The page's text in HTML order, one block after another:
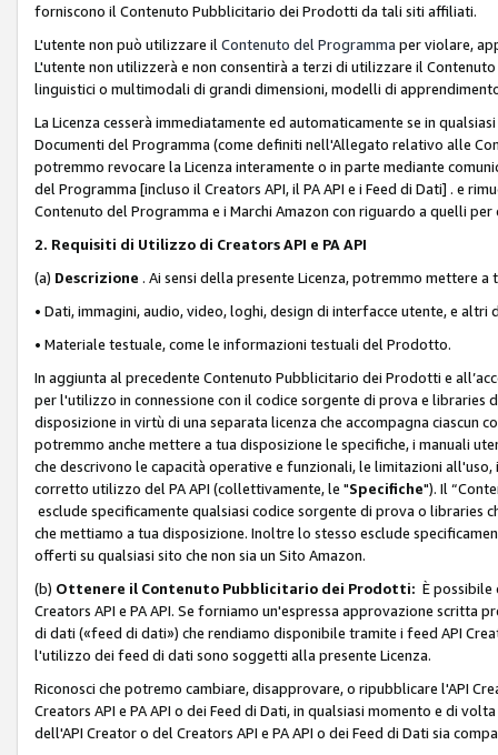
forniscono il Contenuto Pubblicitario dei Prodotti da tali siti affiliati.
L'utente non può utilizzare il Contenuto del Programma per violare,
L'utente non utilizzerà e non consentirà a terzi di utilizzare il
linguistici o multimodali di grandi dimensioni, modelli di
La Licenza cesserà immediatamente ed automaticamente se in
Documenti del Programma (come definiti nell'Allegato relativo alle
potremmo revocare la Licenza interamente o in parte mediante
del Programma [incluso il Creators API, il PA API e i Feed di Dati] . e
Contenuto del Programma e i Marchi Amazon con riguardo a quelli
2. Requisiti di Utilizzo di Creators API e PA API
(a) Descrizione . Ai sensi della presente Licenza, potremmo mettere
• Dati, immagini, audio, video, loghi, design di interfacce utente, e altri
• Materiale testuale, come le informazioni testuali del Prodotto.
In aggiunta al precedente Contenuto Pubblicitario dei Prodotti e
per l'utilizzo in connessione con il codice sorgente di prova e libraries
disposizione in virtù di una separata licenza che accompagna ciascun
potremmo anche mettere a tua disposizione le specifiche, i manuali
che descrivono le capacità operative e funzionali, le limitazioni
corretto utilizzo del PA API (collettivamente, le "Specifiche"). Il
esclude specificamente qualsiasi codice sorgente di prova o libraries
che mettiamo a tua disposizione. Inoltre lo stesso esclude
offerti su qualsiasi sito che non sia un Sito Amazon.
(b) Ottenere il Contenuto Pubblicitario dei Prodotti: È
Creators API e PA API. Se forniamo un'espressa approvazione
di dati («feed di dati») che rendiamo disponibile tramite i feed API
l'utilizzo dei feed di dati sono soggetti alla presente Licenza.
Riconosci che potremo cambiare, disapprovare, o ripubblicare l'API
Creators API e PA API o dei Feed di Dati, in qualsiasi momento e di
dell'API Creator o del Creators API e PA API o dei Feed di Dati sia